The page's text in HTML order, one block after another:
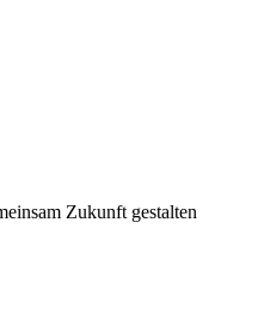
Zukunft gestalten